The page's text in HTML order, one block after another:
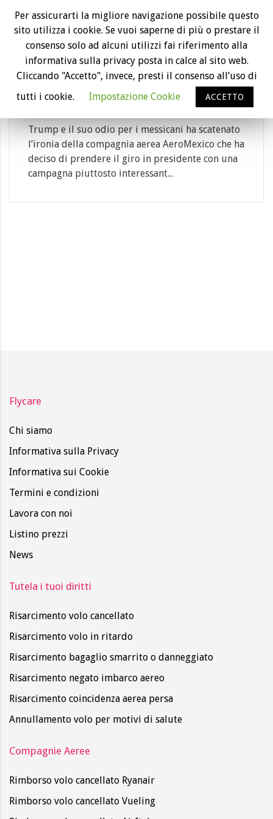
24
Gen
L’ironia di AeroMexico e biglietti aerei
scontati per gli americani con DNA
messicano
Category: aeroporto, biglietto aereo, compa...
Trump e il suo odio per i messicani ha scatenato
l’ironia della compagnia aerea AeroMexico che ha
deciso di prendere il giro in presidente con una
campagna piuttosto interessant...
Flycare
Chi siamo
Informativa sulla Privacy
Informativa sui Cookie
Termini e condizioni
Lavora con noi
Listino prezzi
News
Tutela i tuoi diritti
Risarcimento volo cancellato
Risarcimento volo in ritardo
Risarcimento bagaglio smarrito o danneggiato
Risarcimento negato imbarco aereo
Risarcimento coincidenza aerea persa
Annullamento volo per motivi di salute
Compagnie Aeree
Rimborso volo cancellato Ryanair
Rimborso volo cancellato Vueling
Per assicurarti la migliore navigazione possibile questo
sito utilizza i cookie. Se vuoi saperne di più o prestare il
consenso solo ad alcuni utilizzi fai riferimento alla
informativa sulla privacy posta in calce al sito web.
Cliccando "Accetto", invece, presti il consenso all’uso di
tutti i cookie.
Impostazione Cookie ACCETTO